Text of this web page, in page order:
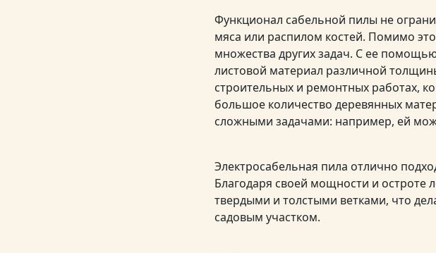
Функционал сабельной пилы не
мяса или распилом костей. Помимо
множества других задач. С ее
листовой материал различной
строительных и ремонтных работах,
большое количество деревянных
сложными задачами: например, ей
Электросабельная пила отлично
Благодаря своей мощности и остроте
твердыми и толстыми ветками, что
садовым участком.